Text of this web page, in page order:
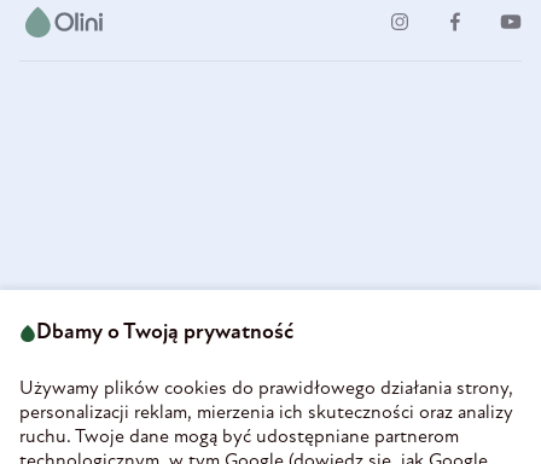
58-160 Świebodzice
REGON 890213034
INFORMACJE
Dbamy o Twoją prywatność
Używamy plików cookies do prawidłowego działania strony,
personalizacji reklam, mierzenia ich skuteczności oraz analizy
ruchu. Twoje dane mogą być udostępniane partnerom